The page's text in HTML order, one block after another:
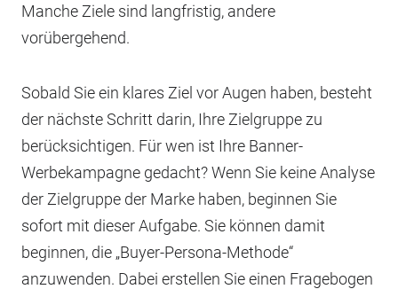
Manche Ziele sind langfristig, andere
vorübergehend.
Sobald Sie ein klares Ziel vor Augen haben, besteht
der nächste Schritt darin, Ihre Zielgruppe zu
berücksichtigen. Für wen ist Ihre Banner-
Werbekampagne gedacht? Wenn Sie keine Analyse
der Zielgruppe der Marke haben, beginnen Sie
sofort mit dieser Aufgabe. Sie können damit
beginnen, die „Buyer-Persona-Methode“
anzuwenden. Dabei erstellen Sie einen Fragebogen